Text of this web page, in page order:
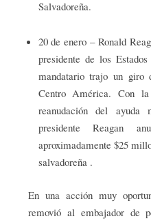
Salvadoreña.
20 de enero – Ronald
presidente de los
mandatario trajo un giro
Centro América. Con
reanudación del
presidente Reagan
aproximadamente $25
salvadoreña .
En una acción muy
removió al embajador de